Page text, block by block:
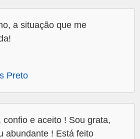
a situação que me
Preto
confio e aceito ! Sou grata,
abundante ! Está feito